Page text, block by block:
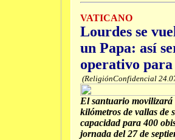
VATICANO
Lourdes se
un Papa: así
operativo
(ReligiónConfidencial
El santuario
kilómetros de vallas de
capacidad para 400
jornada del 27 de